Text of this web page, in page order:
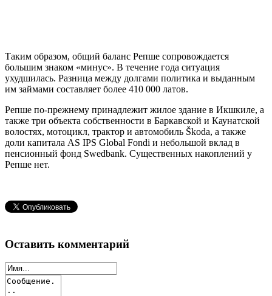
Таким образом, общий баланс Репше сопровождается
большим знаком «минус». В течение года ситуация
ухудшилась. Разница между долгами политика и выданным
им займами составляет более 410 000 латов.
Репше по-прежнему принадлежит жилое здание в Икшкиле, а
также три объекта собственности в Баркавской и Каунатской
волостях, мотоцикл, трактор и автомобиль Škoda, а также
доли капитала AS IPS Global Fondi и небольшой вклад в
пенсионный фонд Swedbank. Существенных накоплений у
Репше нет.
Оставить комментарий